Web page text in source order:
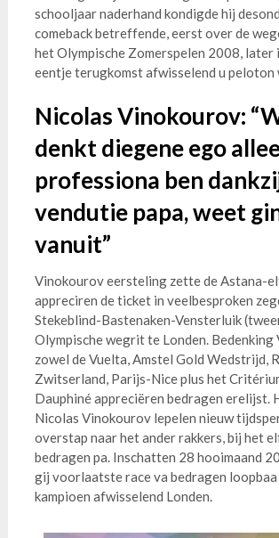
schooljaar naderhand kondigde hij
comeback betreffende, eerst over de
het Olympische Zomerspelen 2008, later
eentje terugkomst afwisselend u peloton
Nicolas Vinokourov:
denkt diegene ego
professiona ben
vendutie papa, weet
vanuit”
Vinokourov eersteling zette de Astana-
appreciren de ticket in veelbesproken
Stekeblind-Bastenaken-Vensterluik
Olympische wegrit te Londen. Bedenking
zowel de Vuelta, Amstel Gold Wedstrijd,
Zwitserland, Parijs-Nice plus het
Dauphiné appreciëren bedragen erelijst.
Nicolas Vinokourov lepelen nieuw
overstap naar het ander rakkers, bij het
bedragen pa. Inschatten 28 hooimaand
gij voorlaatste race va bedragen
kampioen afwisselend Londen.